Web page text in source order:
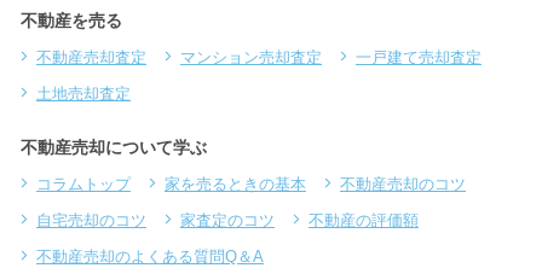
不動産を売る
不動産売却査定 マンション売却査定
一戸建て売却査定
土地売却査定
不動産売却について学ぶ
コラムトップ 家を売るときの基本
不動産売却のコツ
自宅売却のコツ
家査定のコツ
不動産の評価額
不動産売却のよくある質問Q＆A